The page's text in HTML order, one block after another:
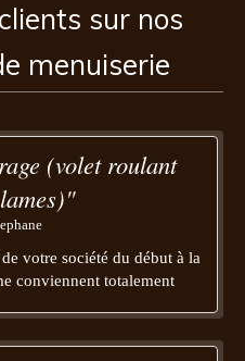
sur nos
menuiserie
(volet roulant
votre société du début à la
conviennent totalement